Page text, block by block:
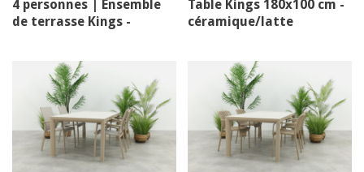
4 personnes | Ensemble
de terrasse Kings -
Table Kings 180x100 cm -
céramique/latte